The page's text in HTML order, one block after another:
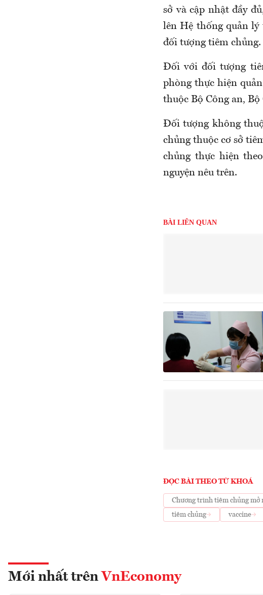
sở và cập nhật đầy
lên Hệ thống quản
đối tượng tiêm chủng.
Đối với đối tượng
phòng thực hiện
thuộc Bộ Công an, Bộ
Đốitượng không
chủng thuộc cơ sở
chủng thực hiện
nguyện nêu trên.
BÀI LIÊN QUAN
ĐỌC BÀI THEO TỪ KHOÁ
Chương trình tiêm chủng mở
tiêm chủng
vaccine
Mới nhất trên VnEconomy